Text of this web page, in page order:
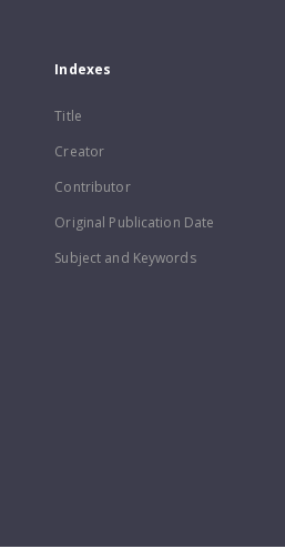
Indexes
Title
Creator
Contributor
Original Publication Date
Subject and Keywords